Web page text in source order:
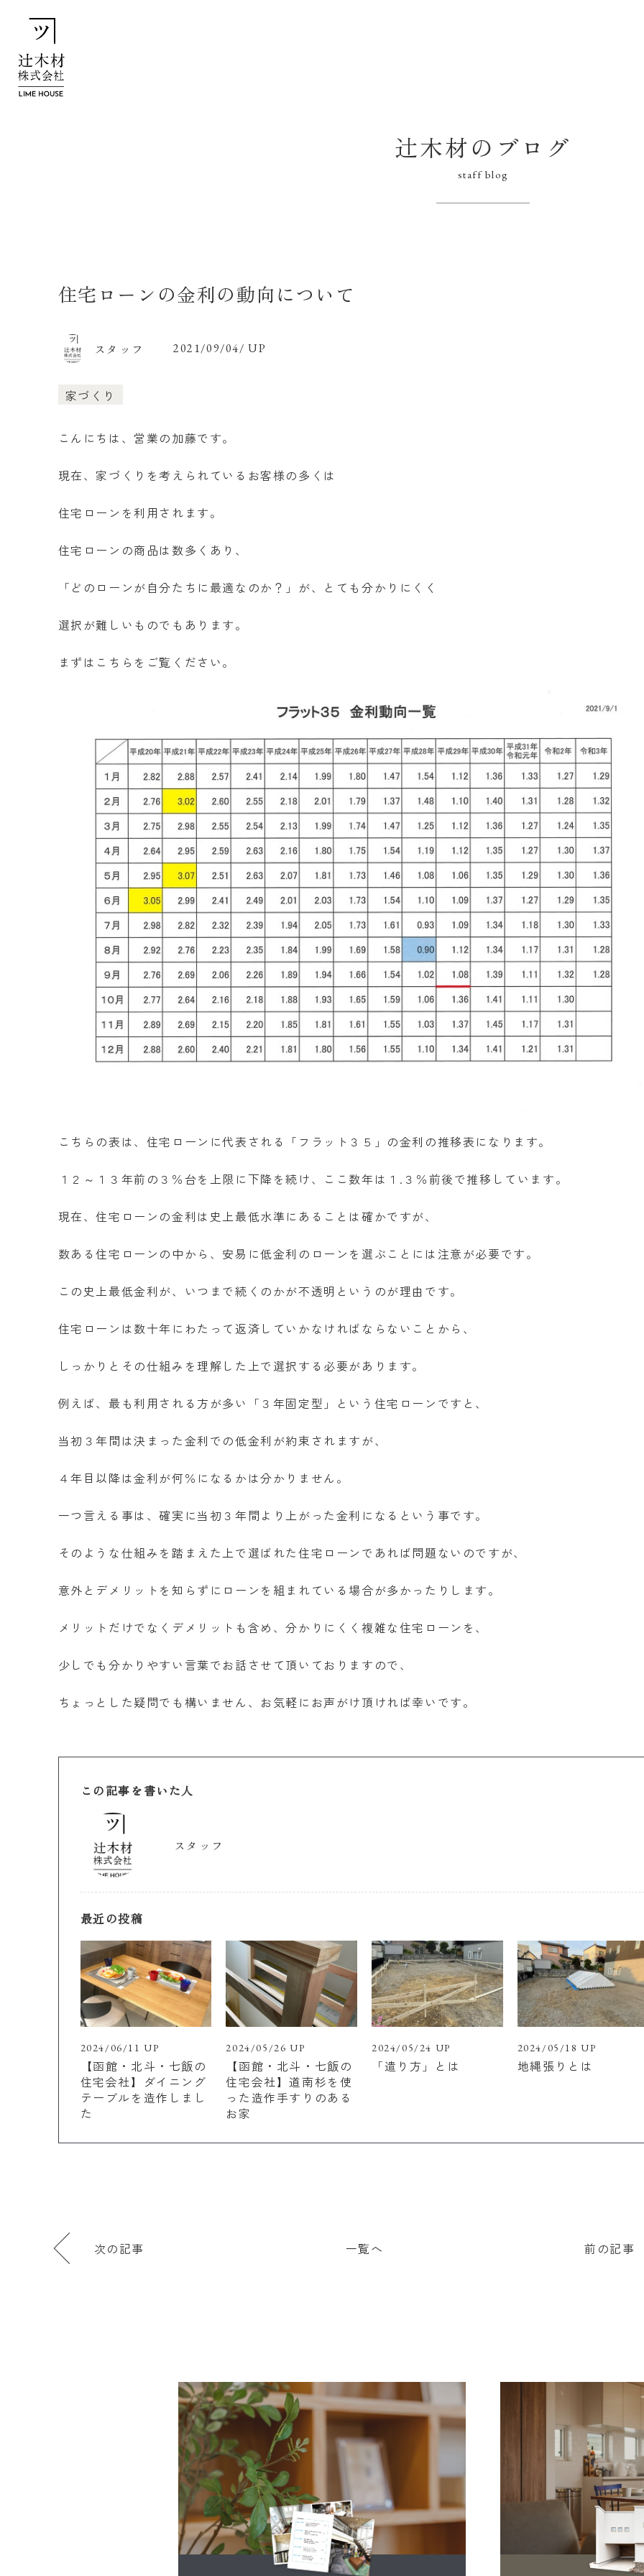
辻木材のブログ
staff blog
住宅ローンの金利の動向について
スタッフ 2021/09/04/ UP
家づくり
こんにちは、営業の加藤です。
現在、家づくりを考えられているお客様の多くは
住宅ローンを利用されます。
住宅ローンの商品は数多くあり、
「どのローンが自分たちに最適なのか？」が、とても分かりにくく
選択が難しいものでもあります。
まずはこちらをご覧ください。
こちらの表は、住宅ローンに代表される「フラット３５」の金利の推移表になります。
１２～１３年前の３％台を上限に下降を続け、ここ数年は１.３％前後で推移しています。
現在、住宅ローンの金利は史上最低水準にあることは確かですが、
数ある住宅ローンの中から、安易に低金利のローンを選ぶことには注意が必要です。
この史上最低金利が、いつまで続くのかが不透明というのが理由です。
住宅ローンは数十年にわたって返済していかなければならないことから、
しっかりとその仕組みを理解した上で選択する必要があります。
例えば、最も利用される方が多い「３年固定型」という住宅ローンですと、
当初３年間は決まった金利での低金利が約束されますが、
４年目以降は金利が何％になるかは分かりません。
一つ言える事は、確実に当初３年間より上がった金利になるという事です。
そのような仕組みを踏まえた上で選ばれた住宅ローンであれば問題ないのですが、
意外とデメリットを知らずにローンを組まれている場合が多かったりします。
メリットだけでなくデメリットも含め、分かりにくく複雑な住宅ローンを、
少しでも分かりやすい言葉でお話させて頂いておりますので、
ちょっとした疑問でも構いません、お気軽にお声がけ頂ければ幸いです。
この記事を書いた人
スタッフ
最近の投稿
2024/06/11 UP
【函館・北斗・七飯の
住宅会社】ダイニング
テーブルを造作しまし
た
2024/05/26 UP
【函館・北斗・七飯の
住宅会社】道南杉を使
った造作手すりのある
お家
2024/05/24 UP
「遣り方」とは
2024/05/18 UP
地縄張りとは
次の記事 一覧へ 前の記事